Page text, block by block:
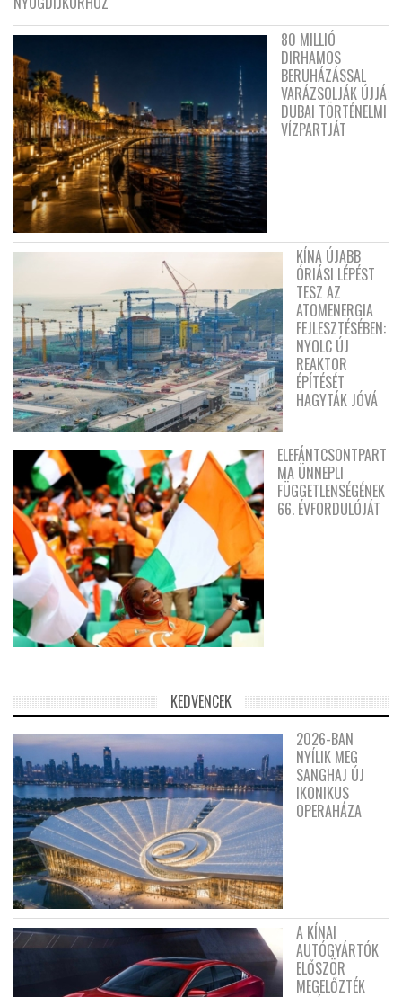
80 MILLIÓ
DIRHAMOS
BERUHÁZÁSSAL
VARÁZSOLJÁK ÚJJÁ
DUBAI TÖRTÉNELMI
VÍZPARTJÁT
KÍNA ÚJABB
ÓRIÁSI LÉPÉST
TESZ AZ
ATOMENERGIA
FEJLESZTÉSÉBEN:
NYOLC ÚJ
REAKTOR
ÉPÍTÉSÉT
HAGYTÁK JÓVÁ
ELEFÁNTCSONTPART
MA ÜNNEPLI
FÜGGETLENSÉGÉNEK
66. ÉVFORDULÓJÁT
KEDVENCEK
2026-BAN
NYÍLIK MEG
SANGHAJ ÚJ
IKONIKUS
OPERAHÁZA
A KÍNAI
AUTÓGYÁRTÓK
ELŐSZÖR
MEGELŐZTÉK